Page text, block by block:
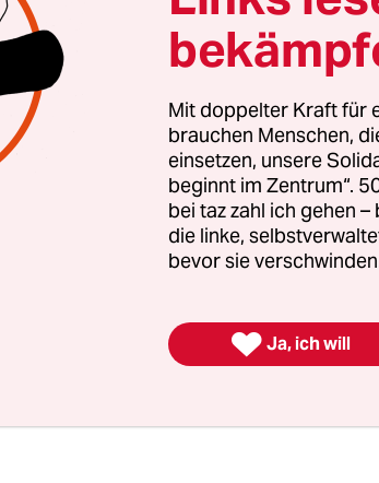
die Rebellen erklärt, das Beharren
aus Afar und Amhara mache den
unmöglich. Die Sprecherin des
Abiy Ahmed, Billene Seyoum,
der Rebellen diene der
Mit doppelter Kraft für
brauchen Menschen,
einsetzen, unsere
beginnt im Zentrum“.
bei taz zahl ich gehen
die linke,
bevor sie
 Ja, ich will